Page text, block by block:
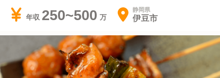
年収 250~500 静岡県
伊豆市